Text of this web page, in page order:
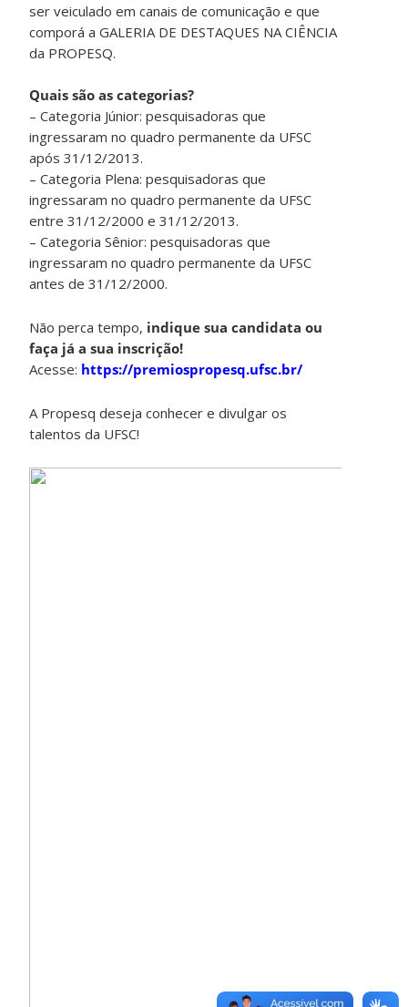
ser veiculado em canais de comunicação e que
comporá a GALERIA DE DESTAQUES NA CIÊNCIA
da PROPESQ.
Quais são as categorias?
– Categoria Júnior: pesquisadoras que
ingressaram no quadro permanente da UFSC
após 31/12/2013.
– Categoria Plena: pesquisadoras que
ingressaram no quadro permanente da UFSC
entre 31/12/2000 e 31/12/2013.
– Categoria Sênior: pesquisadoras que
ingressaram no quadro permanente da UFSC
antes de 31/12/2000.
Não perca tempo, indique sua candidata ou
faça já a sua inscrição!
Acesse: https://premiospropesq.ufsc.br/
A Propesq deseja conhecer e divulgar os
talentos da UFSC!